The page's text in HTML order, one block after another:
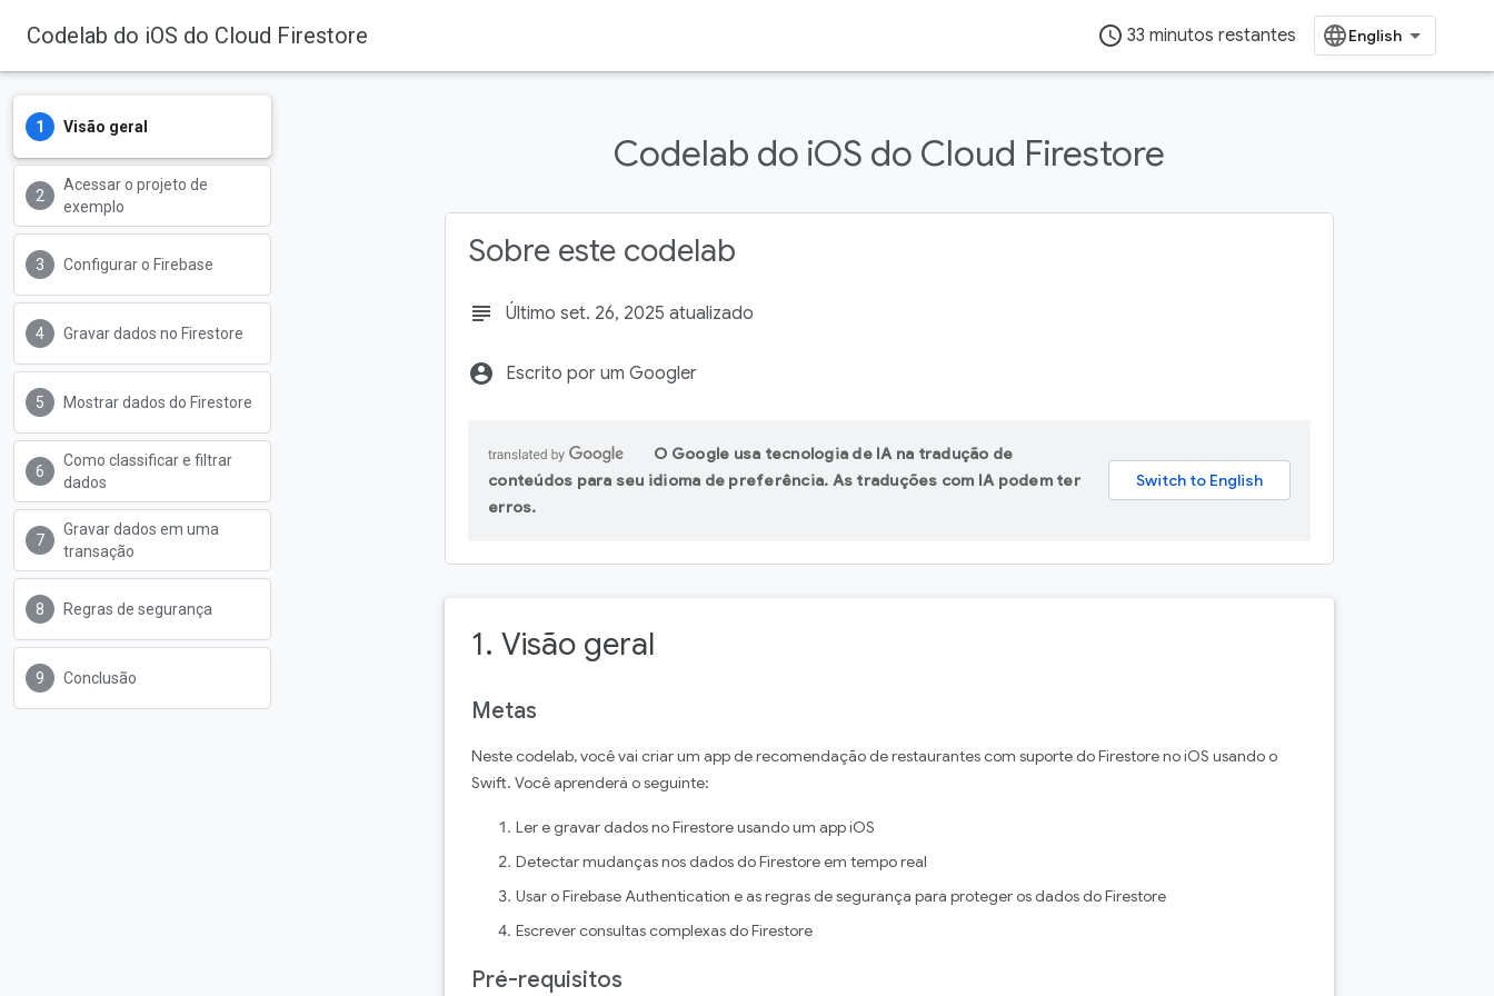
Codelab do iOS do Cloud Firestore access_time 33 minutos restantes
Visão geral
Acessar o projeto de
exemplo
Configurar o Firebase
Gravar dados no Firestore
Mostrar dados do Firestore
Como classificar e filtrar
dados
Gravar dados em uma
transação
Regras de segurança
Conclusão
Codelab do iOS do Cloud Firestore
Sobre este codelab
subject Último set. 26, 2025 atualizado
account_circle Escrito por um Googler
O Google usa tecnologia de IA na tradução de
conteúdos para seu idioma de preferência. As traduções com IA podem ter
erros.
1. Visão geral
Metas
Neste codelab, você vai criar um app de recomendação de restaurantes com suporte do Firestore no iOS usando o
Swift. Você aprenderá o seguinte:
Ler e gravar dados no Firestore usando um app iOS
Detectar mudanças nos dados do Firestore em tempo real
Usar o Firebase Authentication e as regras de segurança para proteger os dados do Firestore
Escrever consultas complexas do Firestore
Pré-requisitos